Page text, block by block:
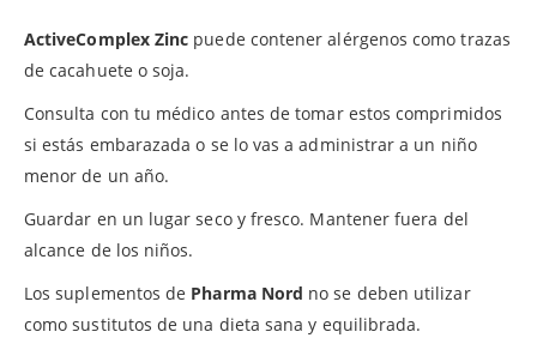
ActiveComplex Zinc puede contener alérgenos como trazas
de cacahuete o soja.
Consulta con tu médico antes de tomar estos comprimidos
si estás embarazada o se lo vas a administrar a un niño
menor de un año.
Guardar en un lugar seco y fresco. Mantener fuera del
alcance de los niños.
Los suplementos de Pharma Nord no se deben utilizar
como sustitutos de una dieta sana y equilibrada.